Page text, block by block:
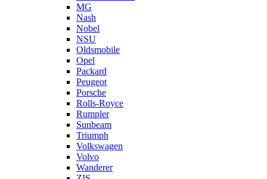
MG
Nash
Nobel
NSU
Oldsmobile
Opel
Packard
Peugeot
Porsche
Rolls-Royce
Rumpler
Sunbeam
Triumph
Volkswagen
Volvo
Wanderer